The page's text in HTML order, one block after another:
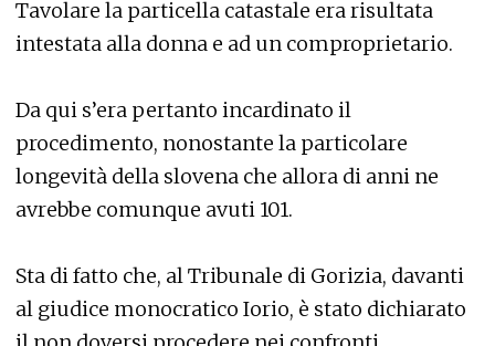
Tavolare la particella catastale era risultata
intestata alla donna e ad un comproprietario.
Da qui s’era pertanto incardinato il
procedimento, nonostante la particolare
longevità della slovena che allora di anni ne
avrebbe comunque avuti 101.
Sta di fatto che, al Tribunale di Gorizia, davanti
al giudice monocratico Iorio, è stato dichiarato